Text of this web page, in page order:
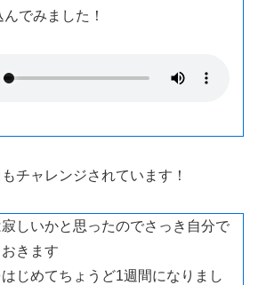
でみました！
チャレンジされています！
しいかと思ったのでさっき自分で
きます
じめてちょうど1週間になりまし